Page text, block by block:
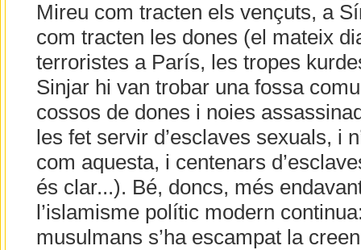
Mireu com tracten els vençuts, a
com tracten les dones (el mateix
terroristes a París, les tropes
Sinjar hi van trobar una fossa
cossos de dones i noies
les fet servir d’esclaves sexuals, i
com aquesta, i centenars
és clar...). Bé, doncs, més
l’islamisme polític modern
musulmans s’ha escampat la